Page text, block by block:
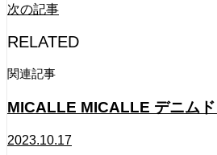
次の記事
RELATED
関連記事
MICALLE MICALLE デニム
2023.10.17